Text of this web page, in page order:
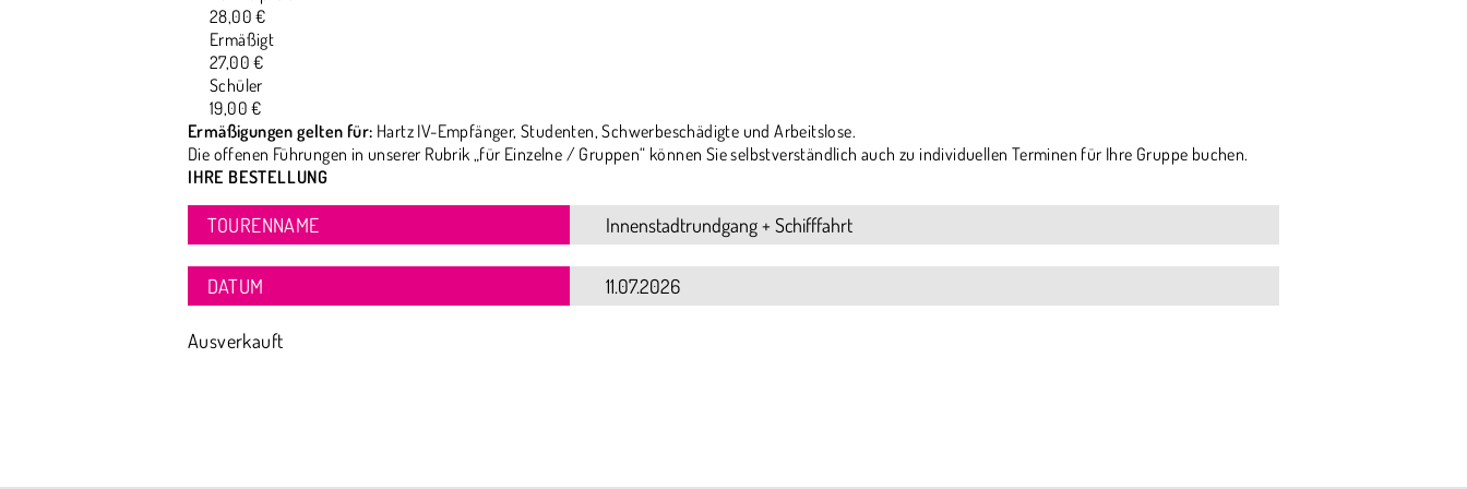
28,00 €
Ermäßigt
27,00 €
Schüler
19,00 €
Ermäßigungen gelten für: Hartz IV-Empfänger, Studenten, Schwerbeschädigte und Arbeitslose.
Die offenen Führungen in unserer Rubrik „für Einzelne / Gruppen“ können Sie selbstverständlich auch zu individuellen Terminen für Ihre Gruppe buchen.
IHRE BESTELLUNG
TOURENNAME
DATUM
Ausverkauft